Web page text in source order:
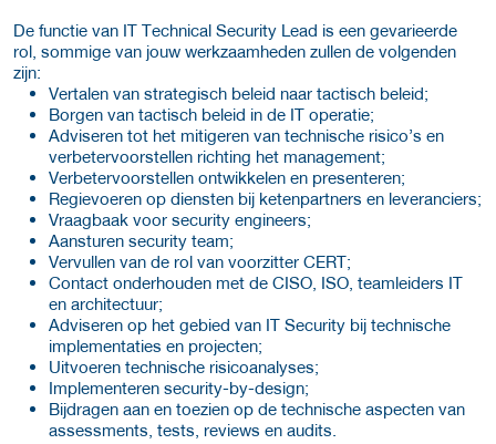
De functie van IT Technical Security Lead is een gevarieerde
rol, sommige van jouw werkzaamheden zullen de volgenden
zijn:
Vertalen van strategisch beleid naar tactisch beleid;
Borgen van tactisch beleid in de IT operatie;
Adviseren tot het mitigeren van technische risico’s en
verbetervoorstellen richting het management;
Verbetervoorstellen ontwikkelen en presenteren;
Regievoeren op diensten bij ketenpartners en leveranciers;
Vraagbaak voor security engineers;
Aansturen security team;
Vervullen van de rol van voorzitter CERT;
Contact onderhouden met de CISO, ISO, teamleiders IT
en architectuur;
Adviseren op het gebied van IT Security bij technische
implementaties en projecten;
Uitvoeren technische risicoanalyses;
Implementeren security-by-design;
Bijdragen aan en toezien op de technische aspecten van
assessments, tests, reviews en audits.